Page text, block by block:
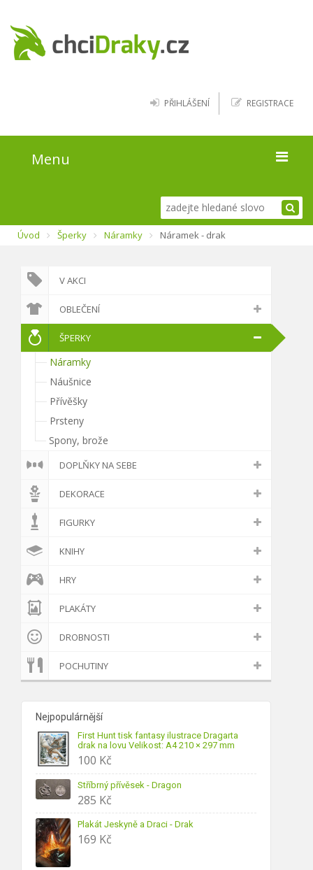
PŘIHLÁŠENÍ REGISTRACE
Menu
Kde najít draky
O webu
Úvod Šperky Náramky Náramek - drak
V AKCI
OBLEČENÍ
ŠPERKY
Náramky
Náušnice
Přívěšky
Prsteny
Spony, brože
DOPLŇKY NA SEBE
DEKORACE
FIGURKY
KNIHY
HRY
PLAKÁTY
DROBNOSTI
POCHUTINY
Nejpopulárnější
First Hunt tisk fantasy ilustrace Dragarta
drak na lovu Velikost: A4 210 × 297 mm
100 Kč
Stříbrný přívěsek - Dragon
285 Kč
Plakát Jeskyně a Draci - Drak
169 Kč